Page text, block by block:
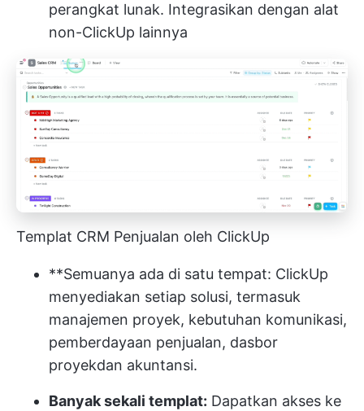
perangkat lunak. Integrasikan dengan alat
non-ClickUp lainnya
Templat CRM Penjualan oleh ClickUp
**Semuanya ada di satu tempat: ClickUp
menyediakan setiap solusi, termasuk
manajemen proyek, kebutuhan komunikasi,
pemberdayaan penjualan, dasbor
proyekdan akuntansi.
Banyak sekali templat: Dapatkan akses ke